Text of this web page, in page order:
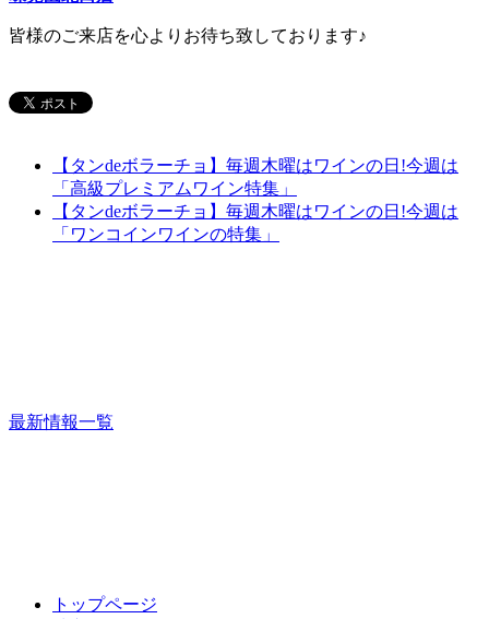
皆様のご来店を心よりお待ち致しております♪
【タンdeボラーチョ】毎週木曜はワインの日!今週は
「高級プレミアムワイン特集」
【タンdeボラーチョ】毎週木曜はワインの日!今週は
「ワンコインワインの特集」
最新情報一覧
トップページ